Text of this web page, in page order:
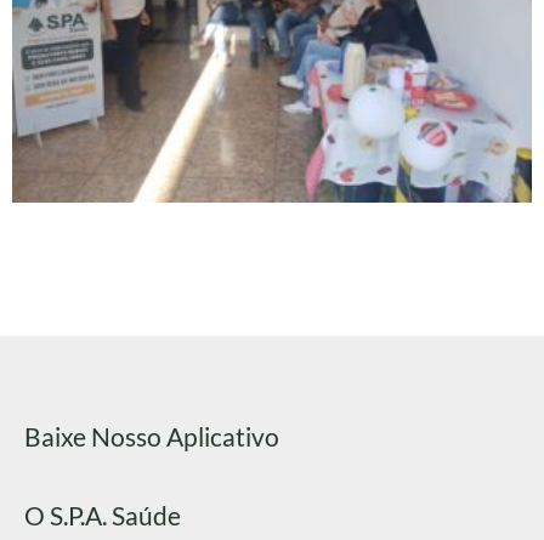
Baixe Nosso Aplicativo
O S.P.A. Saúde